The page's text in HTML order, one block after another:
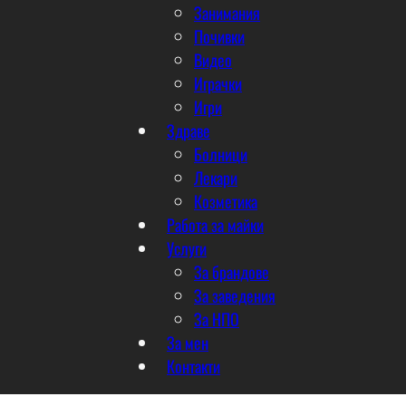
Занимания
Почивки
Видео
Играчки
Игри
Здраве
Болници
Лекари
Козметика
Работа за майки
Услуги
За брандове
За заведения
За НПО
За мен
Контакти